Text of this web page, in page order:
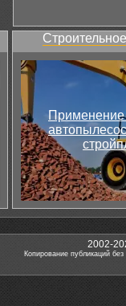
Применение
2002-
Копирование публикаций